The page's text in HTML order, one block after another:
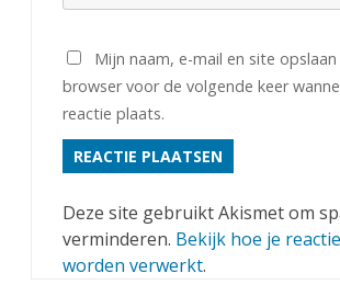
Mijn naam, e-mail en site opslaan
browser voor de volgende keer
reactie plaats.
Deze site gebruikt Akismet om
verminderen. Bekijk hoe je
worden verwerkt.